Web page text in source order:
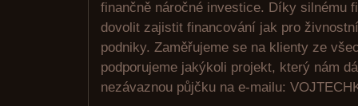
finančně náročné investice. Díky silnému
dovolit zajistit financování jak pro
podniky. Zaměřujeme se na klienty ze
podporujeme jakýkoli projekt, který nám
nezávaznou půjčku na e-mailu: